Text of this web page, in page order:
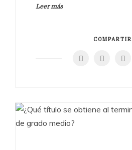
Leer más
COMPARTIR